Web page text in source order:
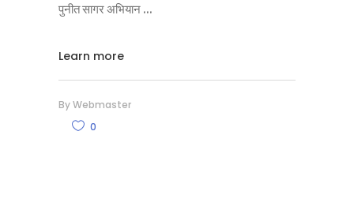
पुनीत सागर अभियान
Learn more
ByWebmaster
0